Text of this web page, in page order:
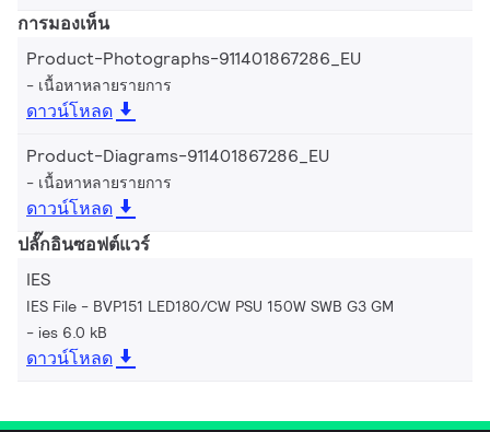
การมองเห็น
Product-Photographs-911401867286_EU
เนื้อหาหลายรายการ
ดาวน์โหลด
Product-Diagrams-911401867286_EU
เนื้อหาหลายรายการ
ดาวน์โหลด
ปลั๊กอินซอฟต์แวร์
IES
IES File - BVP151 LED180/CW PSU 150W SWB G3 GM
ies 6.0 kB
ดาวน์โหลด